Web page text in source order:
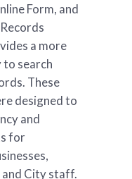
Form, and
a more
search
These
designed to
and
for
City staff.